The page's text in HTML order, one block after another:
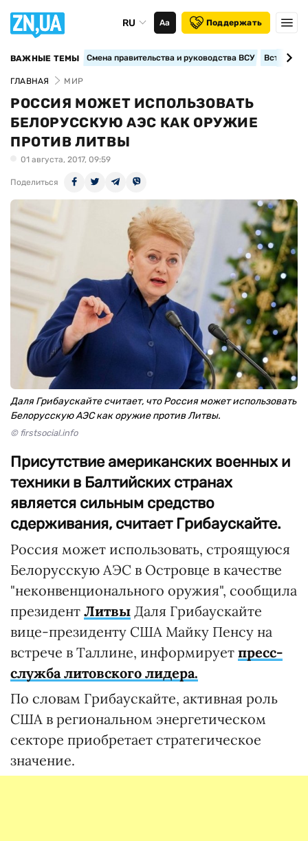
RU Аа Поддержать
ВАЖНЫЕ ТЕМЫ Смена правительства и руководства ВСУ
ГЛАВНАЯ МИР
РОССИЯ МОЖЕТ ИСПОЛЬЗОВАТЬ
БЕЛОРУССКУЮ АЭС КАК ОРУЖИЕ
ПРОТИВ ЛИТВЫ
01 августа, 2017, 09:59
Поделиться
Даля Грибаускайте считает, что Россия может использовать
Белорусскую АЭС как оружие против Литвы.
© firstsocial.info
Присутствие американских военных и
техники в Балтийских странах
является сильным средство
сдерживания, считает Грибаускайте.
Россия может использовать, строящуюся
Белорусскую АЭС в Островце в качестве
"неконвенционального оружия", сообщила
президент Литвы Даля Грибаускайте
вице-президенту США Майку Пенсу на
встрече в Таллине, информирует пресс-
служба литовского лидера.
По словам Грибаускайте, активная роль
США в региональном энергетическом
секторе приобретает стратегическое
значение.